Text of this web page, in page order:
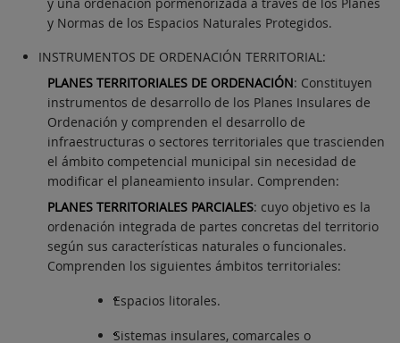
y Normas de los Espacios Naturales Protegidos.
INSTRUMENTOS DE ORDENACIÓN TERRITORIAL:
PLANES TERRITORIALES DE ORDENACIÓN: Constituyen
instrumentos de desarrollo de los Planes Insulares de
Ordenación y comprenden el desarrollo de
infraestructuras o sectores territoriales que trascienden
el ámbito competencial municipal sin necesidad de
modificar el planeamiento insular. Comprenden:
PLANES TERRITORIALES PARCIALES: cuyo objetivo es la
ordenación integrada de partes concretas del territorio
según sus características naturales o funcionales.
Comprenden los siguientes ámbitos territoriales:
Espacios litorales.
Sistemas insulares, comarcales o